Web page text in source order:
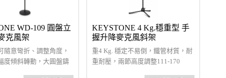
WD-109 圓盤立
克風架
隨意彎折、調整角度，
度傾斜轉動，大圓盤鑄
KEYSTONE 4 Kg.穩重型 手
握升降麥克風斜架
重4 Kg. 穩定不易倒，鐵管材質，耐
重耐壓，兩節高度調整111-170